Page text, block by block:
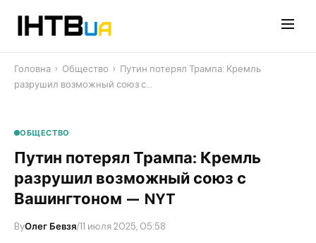
Головна › Общество › Путин потерял Трампа: Кремль
разрушил возможный союз с…
ОБЩЕСТВО
Путин потерял Трампа: Кремль
разрушил возможный союз с
Вашингтоном — NYT
ByОлег Бевзя/11 июля 2025, 05:58